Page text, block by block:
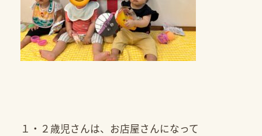
１・２歳児さんは、お店屋さんになって